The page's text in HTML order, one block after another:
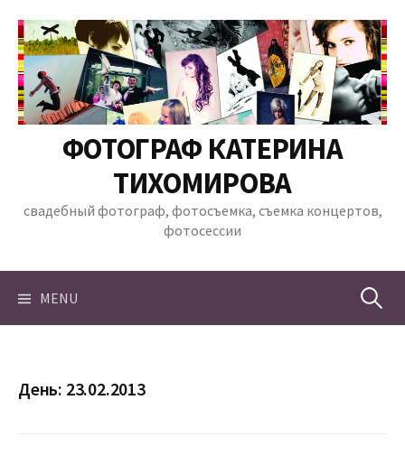
content
ФОТОГРАФ КАТЕРИНА
ТИХОМИРОВА
свадебный фотограф, фотосъемка, съемка концертов,
фотосессии
MENU Найти:
День: 23.02.2013